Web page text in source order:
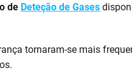
de Deteção de Gases
tornaram-se mais